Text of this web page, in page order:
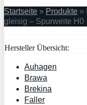
Startseite » Produkte »
gleisig – Spurweite H0
Hersteller Übersicht:
Auhagen
Brawa
Brekina
Faller